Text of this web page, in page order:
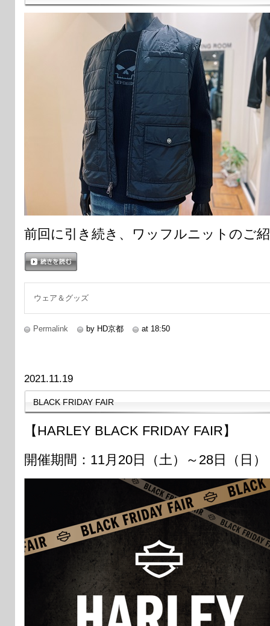
前回に引き続き、ワッフルニットのご
ウェア＆グッズ
Permalink by HD京都 at 18:50
2021.11.19
BLACK FRIDAY FAIR
【HARLEY BLACK FRIDAY FAIR】
開催期間：11月20日（土）～28日（日）